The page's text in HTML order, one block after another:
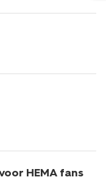
HEMA fans